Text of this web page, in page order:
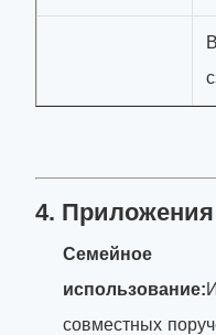
4. Приложения
Семейное
использование:
совместных